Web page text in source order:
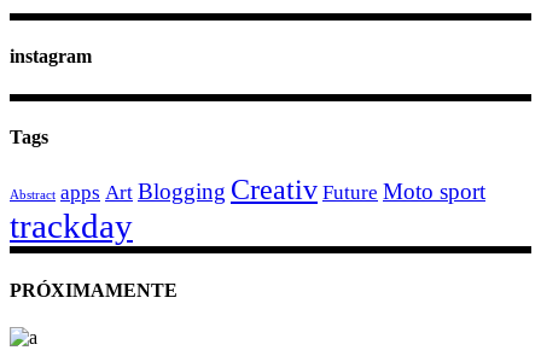
instagram
Tags
Abstract apps Art Blogging Creativ Future Moto sport
trackday
PRÓXIMAMENTE